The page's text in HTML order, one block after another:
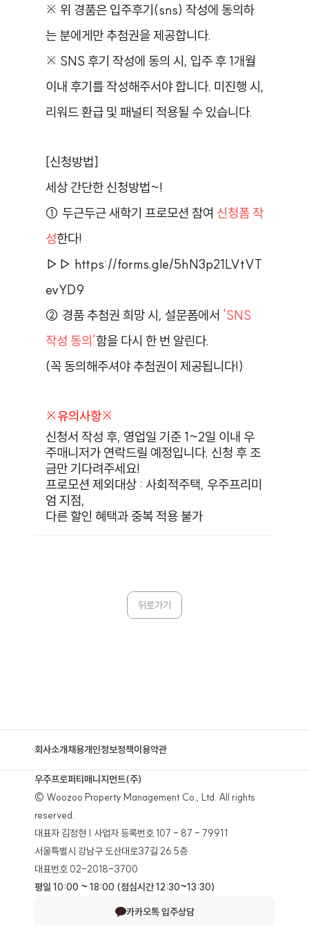
※ 위 경품은 입주후기(sns) 작성에 동의하
는 분에게만 추첨권을 제공합니다.
※ SNS 후기 작성에 동의 시, 입주 후 1개월
이내 후기를 작성해주서야 합니다. 미진행 시,
리워드 환급 및 패널티 적용될 수 있습니다.
[신청방법]
세상 간단한 신청방법~!
① 두근두근 새학기 프로모션 참여 신청폼 작
성한다!
▷▷ https://forms.gle/5hN3p21LVtVT
evYD9
② 경품 추첨권 희망 시, 설문폼에서 'SNS
작성 동의'함을 다시 한 번 알린다.
(꼭 동의해주셔야 추첨권이 제공됩니다!)
※유의사항※
신청서 작성 후, 영업일 기준 1~2일 이내 우
주매니저가 연락드릴 예정입니다. 신청 후 조
금만 기다려주세요!
프로모션 제외대상 : 사회적주택, 우주프리미
엄 지점,
다른 할인 혜택과 중복 적용 불가
뒤로가기
회사소개채용개인정보정책이용약관
우주프로퍼티매니지먼트(주)
© Woozoo Property Management Co., Ltd. All rights
reserved.
대표자 김정현 | 사업자 등록번호 107 - 87 - 79911
서울특별시 강남구 도산대로37길 26 5층
대표번호 02-2018-3700
평일 10:00 ~ 18:00 (점심시간 12:30~13:30)
카카오톡 입주상담